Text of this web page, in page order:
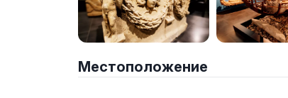
Местоположение